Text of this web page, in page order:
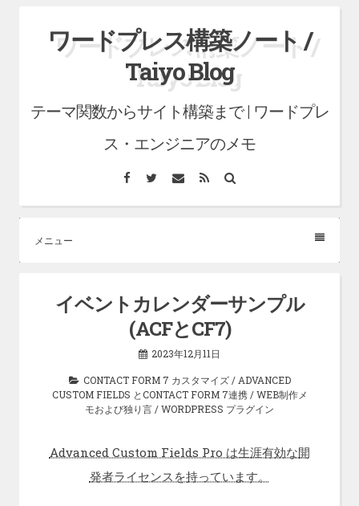
ッ
ワードプレス構築ノート /
Taiyo Blog
テーマ関数からサイト構築まで | ワードプレ
ス・エンジニアのメモ
Facebook
Twitterメ
RSS
メニュー
イベントカレンダーサンプル
(ACFとCF7)
2023年12月11日
CONTACT FORM 7 カスタマイズ/ ADVANCED
CUSTOM FIELDS とCONTACT FORM 7連携/WEB制作メ
モおよび独り言 /WORDPRESS プラグイン
Advanced Custom Fields Pro は生涯有効な開
発者ライセンスを持っています。